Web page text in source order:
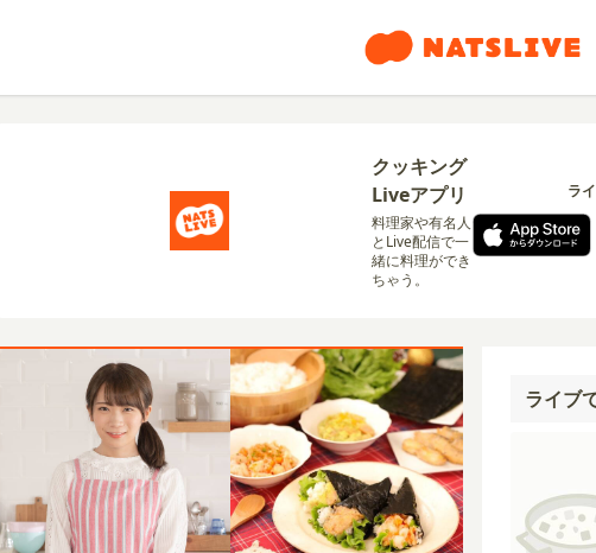
クッキング
Liveアプリ
料理家や有名人
とLive配信で一
緒に料理ができ
ちゃう。
ラ
ライブ